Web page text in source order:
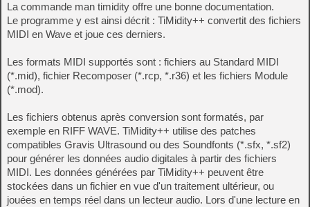
La commande man timidity offre une bonne documentation.
Le programme y est ainsi décrit : TiMidity++ convertit des fichiers
MIDI en Wave et joue ces derniers.
Les formats MIDI supportés sont : fichiers au Standard MIDI
(*.mid), fichier Recomposer (*.rcp, *.r36) et les fichiers Module
(*.mod).
Les fichiers obtenus après conversion sont formatés, par
exemple en RIFF WAVE. TiMidity++ utilise des patches
compatibles Gravis Ultrasound ou des Soundfonts (*.sfx, *.sf2)
pour générer les données audio digitales à partir des fichiers
MIDI. Les données générées par TiMidity++ peuvent être
stockées dans un fichier en vue d'un traitement ultérieur, ou
jouées en temps réel dans un lecteur audio. Lors d'une lecture en